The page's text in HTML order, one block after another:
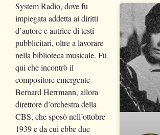
System Radio, dove fu
impiegata addetta ai diritti
d’autore e autrice di testi
pubblicitari, oltre a lavorare
nella biblioteca musicale. Fu
qui che incontrò il
compositore emergente
Bernard Herrmann, allora
direttore d’orchestra della
CBS, che sposò nell’ottobre
1939 e da cui ebbe due